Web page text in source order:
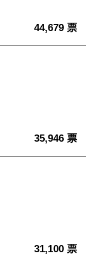
44,679 票
35,946 票
31,100 票